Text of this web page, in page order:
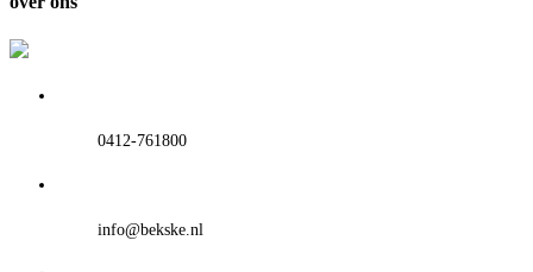
0412-761800
info@bekske.nl